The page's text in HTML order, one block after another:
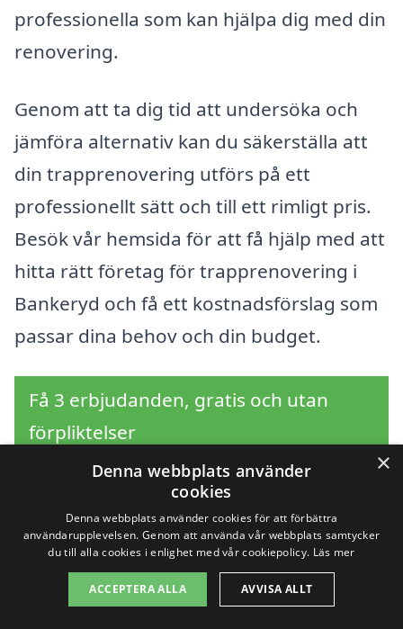
professionella som kan hjälpa dig med din
renovering.
Genom att ta dig tid att undersöka och
jämföra alternativ kan du säkerställa att
din trapprenovering utförs på ett
professionellt sätt och till ett rimligt pris.
Besök vår hemsida för att få hjälp med att
hitta rätt företag för trapprenovering i
Bankeryd och få ett kostnadsförslag som
passar dina behov och din budget.
Få 3 erbjudanden, gratis och utan
förpliktelser
Sök efter en
professionell för
trapprenovering i andra
×
Denna webbplats använder
cookies
Denna webbplats använder cookies för att förbättra
användarupplevelsen. Genom att använda vår webbplats samtycker
du till alla cookies i enlighet med vår cookiepolicy. Läs mer
ACCEPTERA ALLA AVVISA ALLT